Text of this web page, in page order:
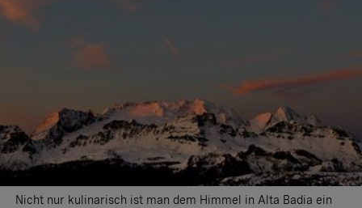
Nicht nur kulinarisch ist man dem Himmel in Alta Badia ein